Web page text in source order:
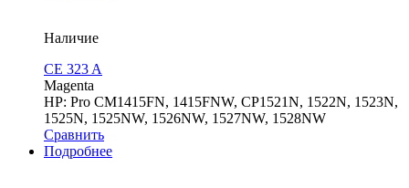
Наличие
CE 323 A
Magenta
HP: Pro CM1415FN, 1415FNW, CP1521N, 1522N, 1523N,
1525N, 1525NW, 1526NW, 1527NW, 1528NW
Сравнить
Подробнее